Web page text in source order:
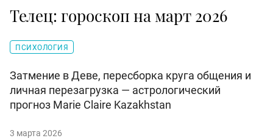
Телец: гороскоп на март 2026
ПСИХОЛОГИЯ
Затмение в Деве, пересборка круга общения и
личная перезагрузка — астрологический
прогноз Marie Claire Kazakhstan
3 марта 2026